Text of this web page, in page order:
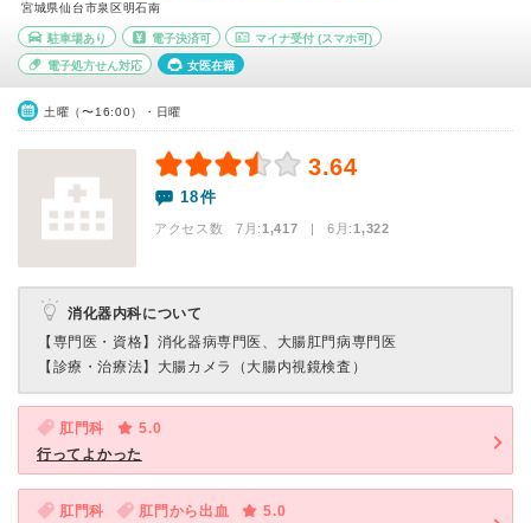
宮城県仙台市泉区明石南
駐車場あり 電子決済可 マイナ受付 (スマホ可)
電子処方せん対応 女医在籍
土曜（〜16:00）・日曜
3.64
18件
アクセス数 7月:1,417 | 6月:1,322
消化器内科について
【専門医・資格】 消化器病専門医、大腸肛門病専門医
【診療・治療法】 大腸カメラ（大腸内視鏡検査）
肛門科
5.0
行ってよかった
肛門科 肛門から出血
5.0